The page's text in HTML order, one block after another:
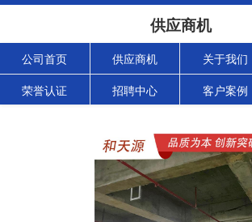
供应商机
公司首页 供应商机 关于我们
荣誉认证 招聘中心 客户案例